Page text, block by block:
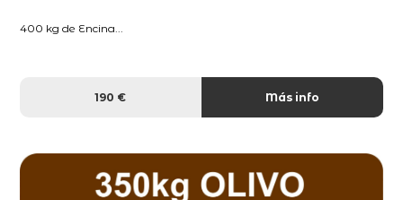
400 kg de Encina...
190 € Más info